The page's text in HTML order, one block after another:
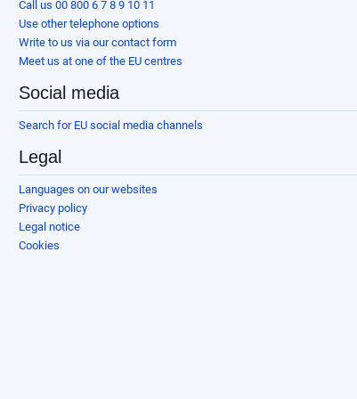
Call us 00 800 6 7 8 9 10 11
Use other telephone options
Write to us via our contact form
Meet us at one of the EU centres
Social media
Search for EU social media channels
Legal
Languages on our websites
Privacy policy
Legal notice
Cookies